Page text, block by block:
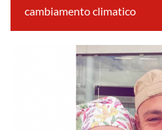
cambiamento climatico